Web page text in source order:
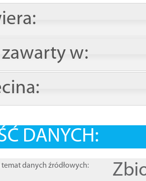
zawarty w:
DANYCH:
temat danych źródłowych: